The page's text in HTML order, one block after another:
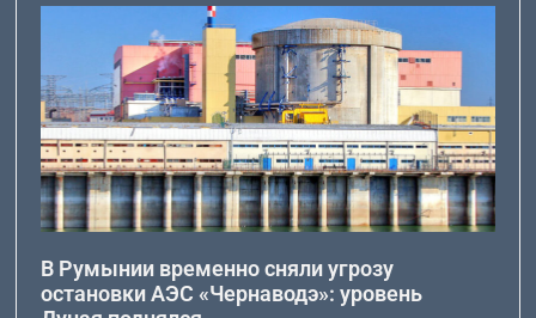
В Румынии временно сняли угрозу
остановки АЭС «Чернаводэ»: уровень